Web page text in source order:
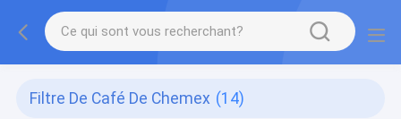
Filtre De Café De Chemex (14)